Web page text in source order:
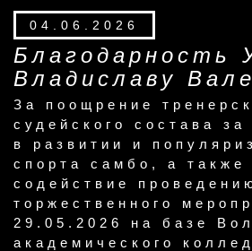
04.06.2026
Благодарность
Владиславу
За поощрение
судейского состава за
в развитии и
спорта самбо, а также
содействие
торжественного
29.05.2026 на базе
академического